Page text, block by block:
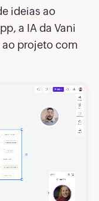
ideias ao
a IA da Vani
projeto com